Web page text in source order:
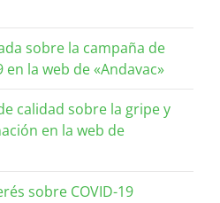
sobre la campaña de
en la web de «Andavac»
calidad sobre la gripe y
en la web de
sobre COVID-19